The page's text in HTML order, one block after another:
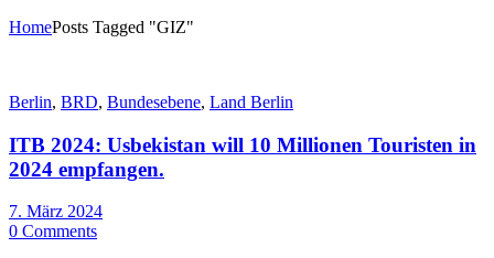
HomePosts Tagged "GIZ"
Berlin, BRD, Bundesebene, Land Berlin
ITB 2024: Usbekistan will 10 Millionen Touristen in
2024 empfangen.
7. März 2024
0 Comments